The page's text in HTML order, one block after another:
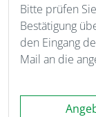
Bitte prüfen
Bestätigung
den Eingang
Mail an die